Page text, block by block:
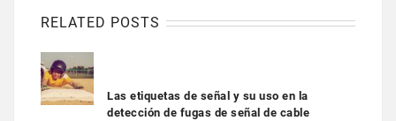
RELATED POSTS
Las etiquetas de señal y su uso en la
detección de fugas de señal de cable